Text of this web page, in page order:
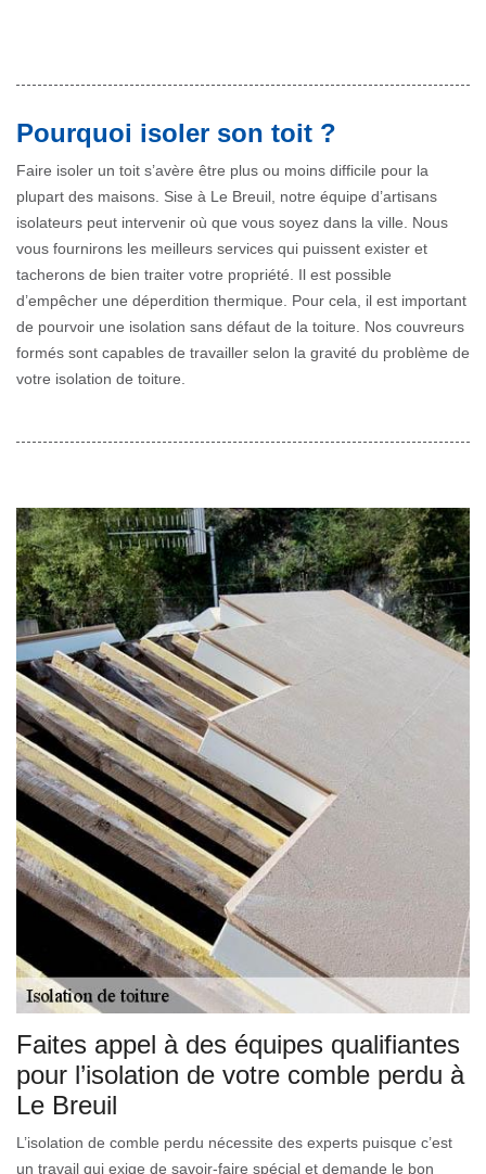
Pourquoi isoler son toit ?
Faire isoler un toit s’avère être plus ou moins difficile pour la
plupart des maisons. Sise à Le Breuil, notre équipe d’artisans
isolateurs peut intervenir où que vous soyez dans la ville. Nous
vous fournirons les meilleurs services qui puissent exister et
tacherons de bien traiter votre propriété. Il est possible
d’empêcher une déperdition thermique. Pour cela, il est important
de pourvoir une isolation sans défaut de la toiture. Nos couvreurs
formés sont capables de travailler selon la gravité du problème de
votre isolation de toiture.
Faites appel à des équipes qualifiantes
pour l’isolation de votre comble perdu à
Le Breuil
L’isolation de comble perdu nécessite des experts puisque c’est
un travail qui exige de savoir-faire spécial et demande le bon